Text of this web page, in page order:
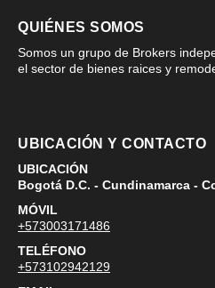
QUIÉNES SOMOS
Somos un grupo de Brokers
el sector de bienes raices y
UBICACIÓN Y CONTACTO
UBICACIÓN
Bogotá D.C. - Cundinamarca -
MÓVIL
+573003171486
TELÉFONO
+573102942129